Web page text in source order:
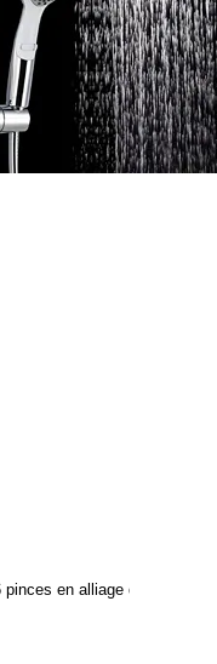
en alliage de